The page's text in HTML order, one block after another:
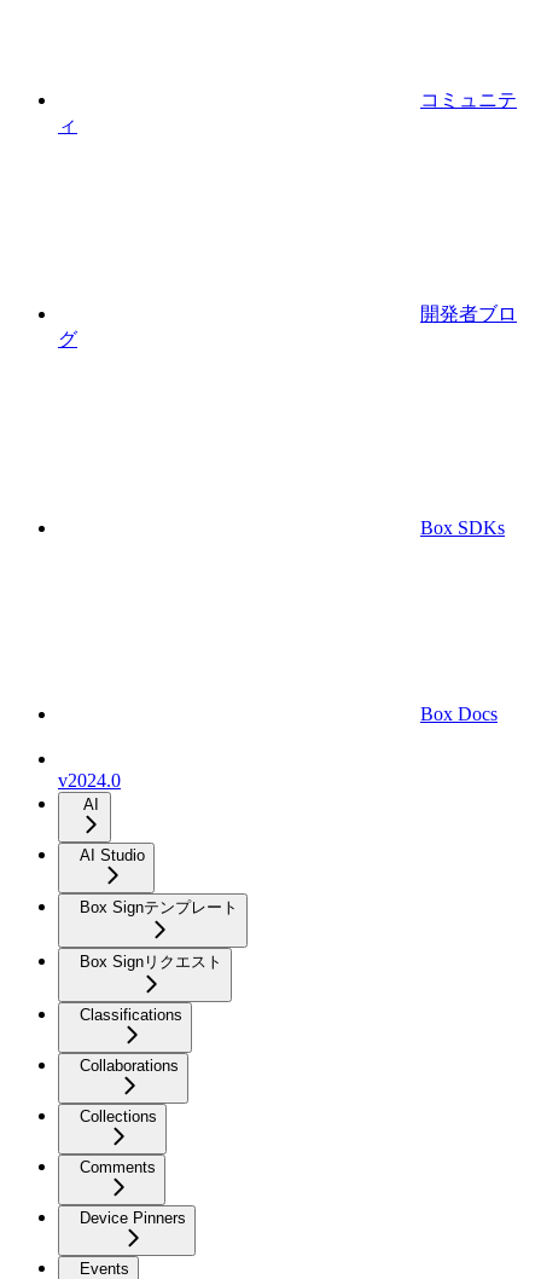
コミュニテ
ィ
開発者ブロ
グ
Box SDKs
Box Docs
v2024.0
AI
AI Studio
Box Signテンプレート
Box Signリクエスト
Classifications
Collaborations
Collections
Comments
Device Pinners
Events